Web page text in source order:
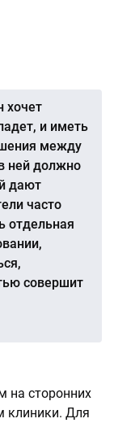
хочет
и иметь
между
ней должно
дают
часто
отдельная
совершит
на сторонних
клиники. Для